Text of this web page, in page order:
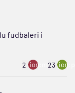
fudbaleri i
2 ion:minus
23